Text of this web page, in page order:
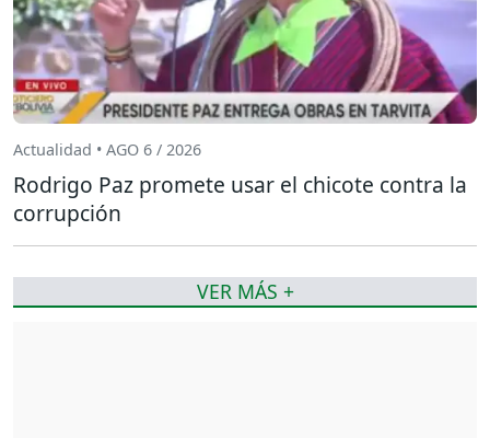
Actualidad • AGO 6 / 2026
Rodrigo Paz promete usar el chicote contra la
corrupción
VER MÁS +